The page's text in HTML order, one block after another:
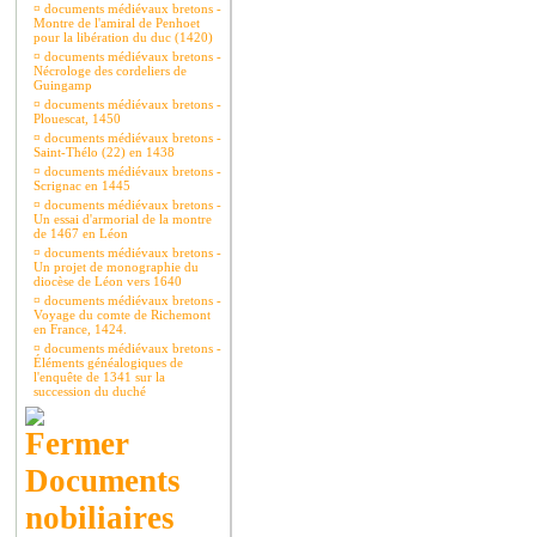
¤ documents médiévaux bretons -
Montre de l'amiral de Penhoet
pour la libération du duc (1420)
¤ documents médiévaux bretons -
Nécrologe des cordeliers de
Guingamp
¤ documents médiévaux bretons -
Plouescat, 1450
¤ documents médiévaux bretons -
Saint-Thélo (22) en 1438
¤ documents médiévaux bretons -
Scrignac en 1445
¤ documents médiévaux bretons -
Un essai d'armorial de la montre
de 1467 en Léon
¤ documents médiévaux bretons -
Un projet de monographie du
diocèse de Léon vers 1640
¤ documents médiévaux bretons -
Voyage du comte de Richemont
en France, 1424.
¤ documents médiévaux bretons -
Éléments généalogiques de
l'enquête de 1341 sur la
succession du duché
Documents
nobiliaires